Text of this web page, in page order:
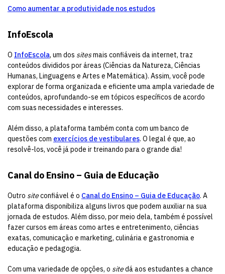
Como aumentar a produtividade nos estudos
InfoEscola
O InfoEscola, um dos sitesmais confiáveis da internet, traz
conteúdos divididos por áreas (Ciências da Natureza, Ciências
Humanas, Linguagens e Artes e Matemática). Assim, você pode
explorar de forma organizada e eficiente uma ampla variedade de
conteúdos, aprofundando-se em tópicos específicos de acordo
com suas necessidades e interesses.
Além disso, a plataforma também conta com um banco de
questões com exercícios de vestibulares. O legal é que, ao
resolvê-los, você já pode ir treinando para o grande dia!
Canal do Ensino – Guia de Educação
Outro siteconfiável é o Canal do Ensino – Guia de Educação. A
plataforma disponibiliza alguns livros que podem auxiliar na sua
jornada de estudos. Além disso, por meio dela, também é possível
fazer cursos em áreas como artes e entretenimento, ciências
exatas, comunicação e marketing, culinária e gastronomia e
educação e pedagogia.
Com uma variedade de opções, o sitedá aos estudantes a chance